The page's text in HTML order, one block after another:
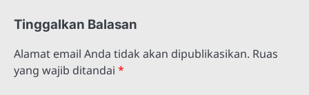
Tinggalkan Balasan
Alamat email Anda tidak akan dipublikasikan. Ruas
yang wajib ditandai *